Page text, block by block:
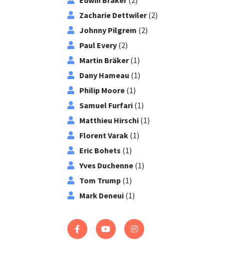
Zacharie Dettwiler(2)
Johnny Pilgrem (2)
Paul Every(2)
Martin Bräker(1)
Dany Hameau (1)
Philip Moore(1)
Samuel Furfari(1)
Matthieu Hirschi(1)
Florent Varak(1)
Eric Bohets (1)
Yves Duchenne(1)
Tom Trump(1)
Mark Deneui(1)